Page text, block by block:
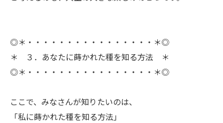
◎＊・・・・・・・・・・・・・・・・＊◎
＊ ３．あなたに蒔かれた種を知る方法 ＊
◎＊・・・・・・・・・・・・・・・・＊◎
ㅤここで、みなさんが知りたいのは、
「私に蒔かれた種を知る方法」